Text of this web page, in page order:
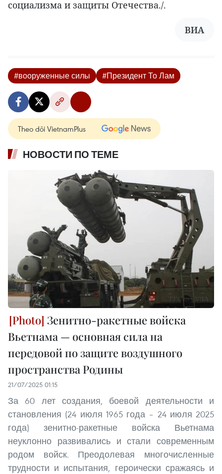
социализма и защиты Отечества./.
ВИA
#вооруженные силы #Президент То Лам
Theo dõi VietnamPlus
НОВОСТИ ПО ТЕМЕ
Зенитно-ракетные войска
Вьетнама — основная сила на
передовой по защите воздушного
пространства Родины
21/07/2025 01:15
За 60 лет создания, боевой деятельности и
становления (24 июля 1965 года – 24 июля 2025
года) зенитно-ракетные войска Вьетнама
неуклонно развивались и стали современным
родом войск. Преодолевая многочисленные
трудности и испытания, героически сражаясь и